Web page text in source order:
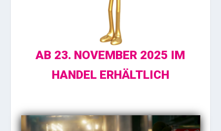
AB 23. NOVEMBER 2025 IM
HANDEL ERHÄLTLICH